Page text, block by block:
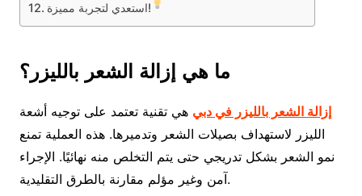
استعدي لتجربة مميزة!
ما هي إزالة الشعر بالليزر؟
إزالة الشعر بالليزر في دبي هي تقنية تعتمد على توجيه أشعة
الليزر لاستهداف بصيلات الشعر وتدميرها. هذه العملية تمنع
نمو الشعر بشكل تدريجي حتى يتم التخلص منه نهائيًا. الإجراء
آمن وغير مؤلم مقارنة بالطرق التقليدية.